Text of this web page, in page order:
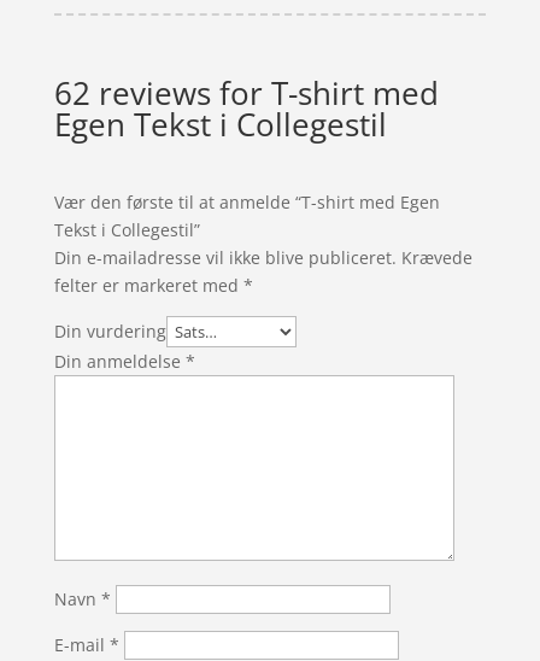
62 reviews forT-shirt med
Egen Tekst i Collegestil
Vær den første til at anmelde “T-shirt med Egen
Tekst i Collegestil”
Din e-mailadresse vil ikke blive publiceret. Krævede
felter er markeret med *
Din vurdering
Din anmeldelse *
Navn *
E-mail *